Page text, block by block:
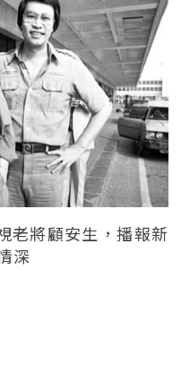
老將顧安生，播報新
深